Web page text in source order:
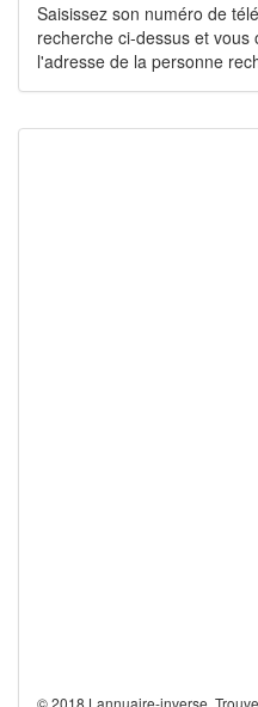
Saisissez son numéro de
recherche ci-dessus et
l'adresse de la personne
© 2018 Lannuaire-inverse.